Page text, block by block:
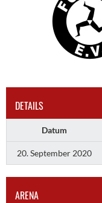
DETAILS
Datum
20. September 2020
ARENA